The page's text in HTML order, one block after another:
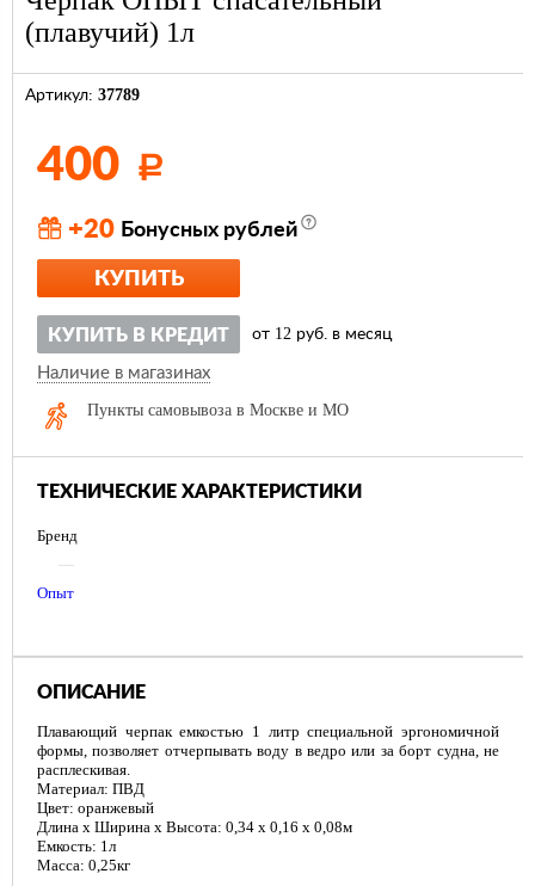
(плавучий) 1л
Артикул: 37789
400 Р
+20 Бонусных рублей
КУПИТЬ
КУПИТЬ В КРЕДИТ от 12 руб. в месяц
Наличие в магазинах
Пункты самовывоза в Москве и МО
ТЕХНИЧЕСКИЕ ХАРАКТЕРИСТИКИ
Бренд
—
Опыт
ОПИСАНИЕ
Плавающий черпак емкостью 1 литр специальной эргономичной
формы, позволяет отчерпывать воду в ведро или за борт судна, не
расплескивая.
Материал: ПВД
Цвет: оранжевый
Длина х Ширина х Высота: 0,34 х 0,16 х 0,08м
Емкость: 1л
Масса: 0,25кг